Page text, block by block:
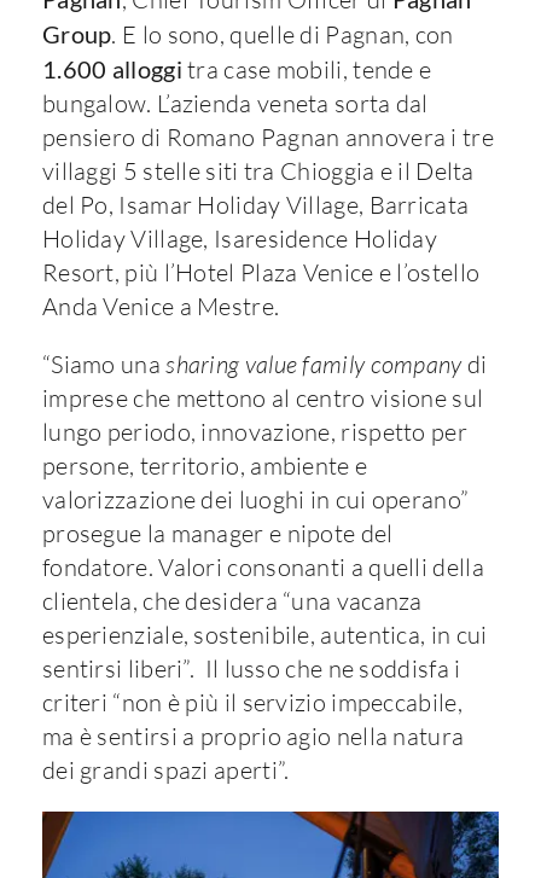
Group. E lo sono, quelle di Pagnan, con
1.600 alloggi tra case mobili, tende e
bungalow. L’azienda veneta sorta dal
pensiero di Romano Pagnan annovera i tre
villaggi 5 stelle siti tra Chioggia e il Delta
del Po, Isamar Holiday Village, Barricata
Holiday Village, Isaresidence Holiday
Resort, più l’Hotel Plaza Venice e l’ostello
Anda Venice a Mestre.
“Siamo unasharing value family company di
imprese che mettono al centro visione sul
lungo periodo, innovazione, rispetto per
persone, territorio, ambiente e
valorizzazione dei luoghi in cui operano”
prosegue la manager e nipote del
fondatore. Valori consonanti a quelli della
clientela, che desidera “una vacanza
esperienziale, sostenibile, autentica, in cui
sentirsi liberi”. Il lusso che ne soddisfa i
criteri “non è più il servizio impeccabile,
ma è sentirsi a proprio agio nella natura
dei grandi spazi aperti”.